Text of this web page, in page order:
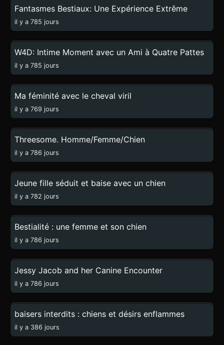
Fantasmes Bestiaux: Une Expérience Extrême
il y a 785 jours
1:00
W4D: Intime Moment avec un Ami à Quatre Pattes
il y a 785 jours
2:33
Ma féminité avec le cheval viril
il y a 769 jours
0:52
Threesome. Homme/Femme/Chien
il y a 786 jours
0:54
Jeune fille séduit et baise avec un chien
il y a 782 jours
2:48
Bestialité : une femme et son chien
il y a 786 jours
1:18
Jessy Jacob and her Canine Encounter
il y a 786 jours
3:06
baisers interdits : chiens et désirs enflammes
il y a 386 jours
21:21